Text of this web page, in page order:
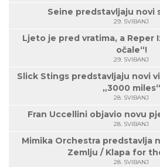
Seine predstavljaju novi
29. SVIBANJ
Ljeto je pred vratima, a Reper
očale“!
29. SVIBANJ
Slick Stings predstavljaju novi
„3000 miles“
28. SVIBANJ
Fran Uccellini objavio novu
28. SVIBANJ
Mimika Orchestra predstavlja
Zemlju / Klapa for
28. SVIBANJ